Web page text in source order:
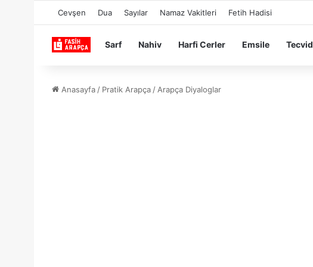
Cevşen Dua Sayılar Namaz Vakitleri Fetih Hadisi
Sarf Nahiv Harfi Cerler Emsile Tecvid
Anasayfa / Pratik Arapça / Arapça Diyaloglar